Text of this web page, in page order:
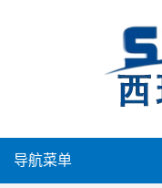
导航菜单